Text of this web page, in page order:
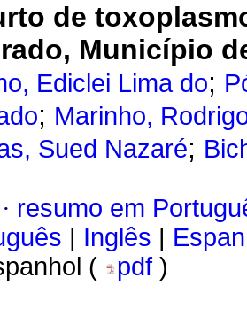
de
Município
Ediclei Lima do;
; Marinho,
Sued Nazaré;
· resumo em
Inglês
(
pdf )